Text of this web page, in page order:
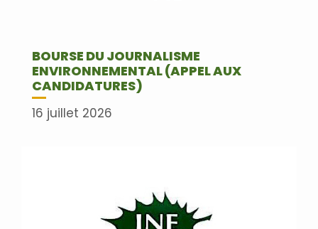
BOURSE DU JOURNALISME
ENVIRONNEMENTAL (APPEL AUX
CANDIDATURES)
16 juillet 2026